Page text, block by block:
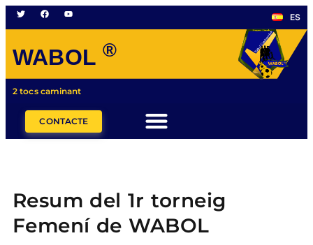
ES
WABOL ®
2 tocs caminant
CONTACTE
Resum del 1r torneig
Femení de WABOL